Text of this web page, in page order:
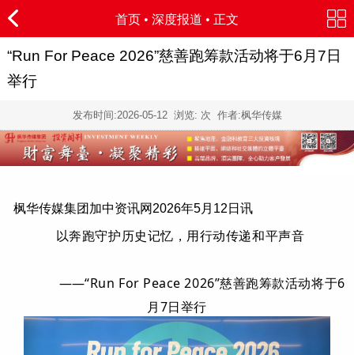
首页 • 深度报道 • 正文
“Run For Peace 2026”慈善跑筹款活动将于6月7日
举行
发布时间:2026-05-12浏览: 次 作者:枫华传媒
枫华传媒集团加中资讯网2026年5月12日讯
以奔跑守护历史记忆，用行动传递和平声音
——“Run For Peace 2026”慈善跑筹款活动将于6
月7日举行